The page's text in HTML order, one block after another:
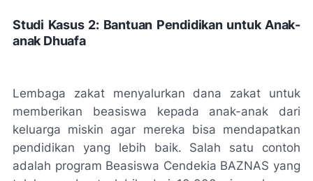
Studi Kasus 2: Bantuan Pendidikan untuk Anak-
anak Dhuafa
Lembaga zakat menyalurkan dana zakat untuk
memberikan beasiswa kepada anak-anak dari
keluarga miskin agar mereka bisa mendapatkan
pendidikan yang lebih baik. Salah satu contoh
adalah program Beasiswa Cendekia BAZNAS yang